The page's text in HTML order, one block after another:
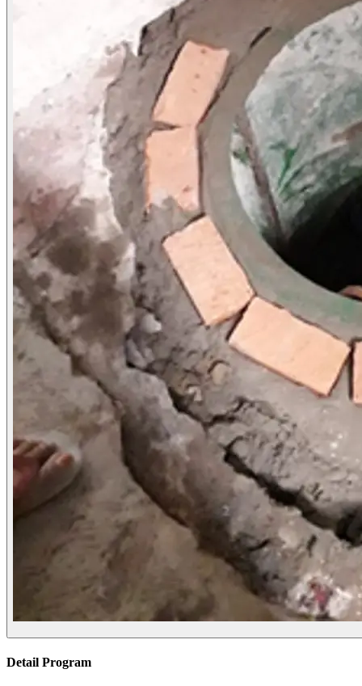
Detail Program